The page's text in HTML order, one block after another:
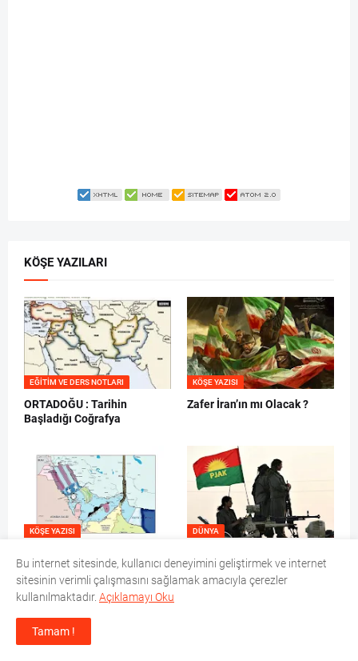
KÖŞE YAZILARI
EĞITIM VE DERS NOTLARI
ORTADOĞU : Tarihin
Başladığı Coğrafya
KÖŞE YAZISI
Zafer İran’ın mı Olacak ?
KÖŞE YAZISI
Saldırıyor?
DÜNYA
YORUMLAR
Bu internet sitesinde, kullanıcı deneyimini geliştirmek ve internet
sitesinin verimli çalışmasını sağlamak amacıyla çerezler
kullanılmaktadır. Açıklamayı Oku
Tamam !